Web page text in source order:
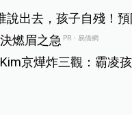
出去，孩子自殘！
燃眉之急 PR・易借網
京燁炸三觀：霸凌